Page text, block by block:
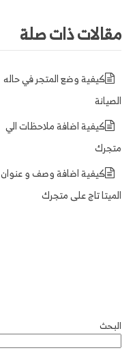
مقالات ذات صلة
كيفية وضع المتجر في حاله
الصيانة
كيفية اضافة ملاحظات الي
متجرك
كيفية اضافة وصف و عنوان
الميتا تاج على متجرك
البحث